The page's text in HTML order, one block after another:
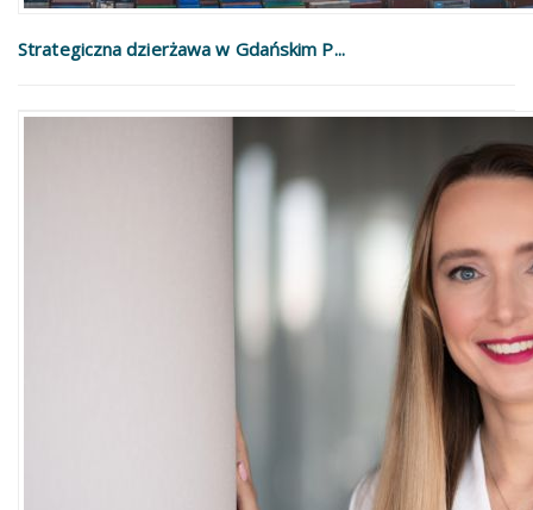
Strategiczna dzierżawa w Gdańskim P...